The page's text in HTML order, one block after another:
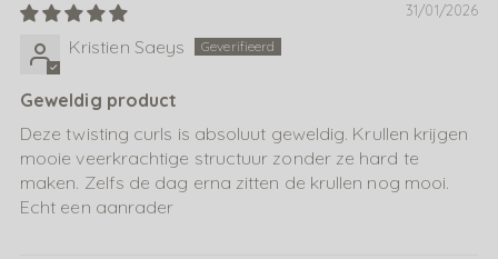
31/01/2026
Kristien Saeys
Geweldig product
Deze twisting curls is absoluut geweldig. Krullen krijgen
mooie veerkrachtige structuur zonder ze hard te
maken. Zelfs de dag erna zitten de krullen nog mooi.
Echt een aanrader